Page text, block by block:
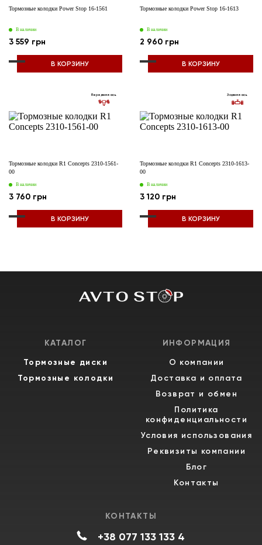
Тормозные колодки Power Stop 16-1561
В наличии
3 559 грн
В КОРЗИНУ
Тормозные колодки Power Stop 16-1613
В наличии
2 960 грн
В КОРЗИНУ
Передняя ось
Тормозные колодки R1 Concepts 2310-1561-
00
В наличии
3 760 грн
В КОРЗИНУ
Задняя ось
Тормозные колодки R1 Concepts 2310-1613-
00
В наличии
3 120 грн
В КОРЗИНУ
КАТАЛОГ
Тормозные диски
Тормозные колодки
ИНФОРМАЦИЯ
О компании
Доставка и оплата
Возврат и обмен
Политика
конфиденциальности
Условия использования
Реквизиты компании
Блог
Контакты
КОНТАКТЫ
+38 077 133 133 4